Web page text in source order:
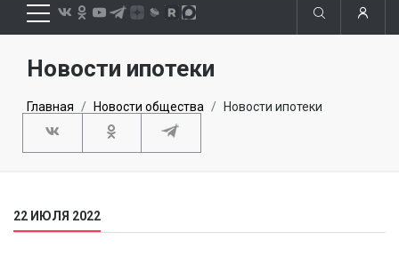
Новости ипотеки
Главная Новости общества Новости ипотеки
22 ИЮЛЯ 2022